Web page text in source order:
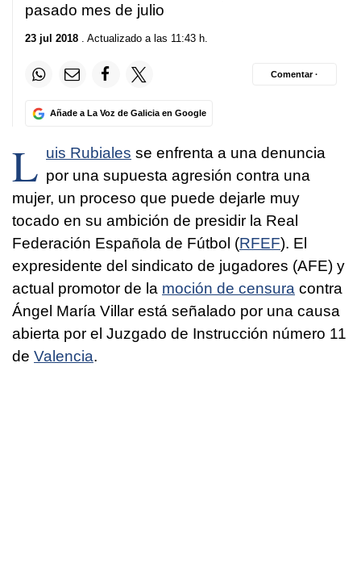
pasado mes de julio
23 jul 2018 . Actualizado a las 11:43 h.
Añade a La Voz de Galicia en Google
Comentar ·
L uis Rubiales se enfrenta a una denuncia
por una supuesta agresión contra una
mujer, un proceso que puede dejarle muy
tocado en su ambición de presidir la Real
Federación Española de Fútbol (RFEF). El
expresidente del sindicato de jugadores (AFE) y
actual promotor de la moción de censura contra
Ángel María Villar está señalado por una causa
abierta por el Juzgado de Instrucción número 11
de Valencia.